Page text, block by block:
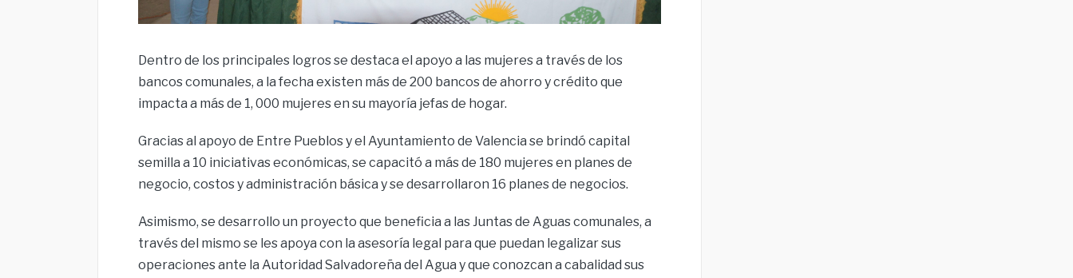
Dentro de los principales logros se destaca el apoyo a las mujeres a través de los
bancos comunales, a la fecha existen más de 200 bancos de ahorro y crédito que
impacta a más de 1, 000 mujeres en su mayoría jefas de hogar.
Gracias al apoyo de Entre Pueblos y el Ayuntamiento de Valencia se brindó capital
semilla a 10 iniciativas económicas, se capacitó a más de 180 mujeres en planes de
negocio, costos y administración básica y se desarrollaron 16 planes de negocios.
Asimismo, se desarrollo un proyecto que beneficia a las Juntas de Aguas comunales, a
través del mismo se les apoya con la asesoría legal para que puedan legalizar sus
operaciones ante la Autoridad Salvadoreña del Agua y que conozcan a cabalidad sus